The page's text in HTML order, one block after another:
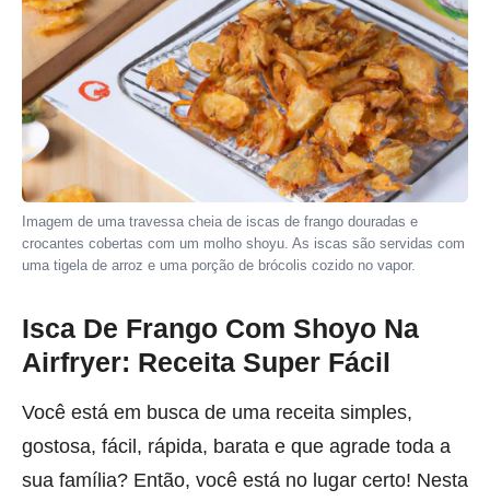
Imagem de uma travessa cheia de iscas de frango douradas e
crocantes cobertas com um molho shoyu. As iscas são servidas com
uma tigela de arroz e uma porção de brócolis cozido no vapor.
Isca De Frango Com Shoyo Na
Airfryer: Receita Super Fácil
Você está em busca de uma receita simples,
gostosa, fácil, rápida, barata e que agrade toda a
sua família? Então, você está no lugar certo! Nesta